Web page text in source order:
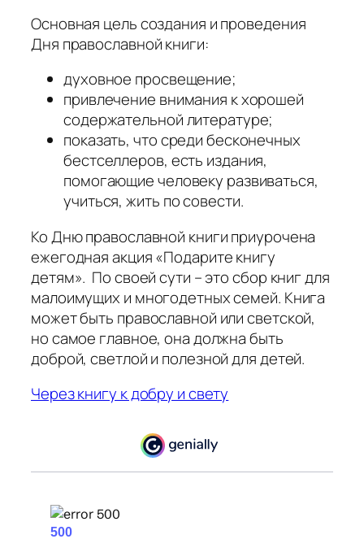
Основная цель создания и проведения
Дня православной книги:
духовное просвещение;
привлечение внимания к хорошей
содержательной литературе;
показать, что среди бесконечных
бестселлеров, есть издания,
помогающие человеку развиваться,
учиться, жить по совести.
Ко Дню православной книги приурочена
ежегодная акция «Подарите книгу
детям». По своей сути – это сбор книг для
малоимущих и многодетных семей. Книга
может быть православной или светской,
но самое главное, она должна быть
доброй, светлой и полезной для детей.
Через книгу к добру и свету